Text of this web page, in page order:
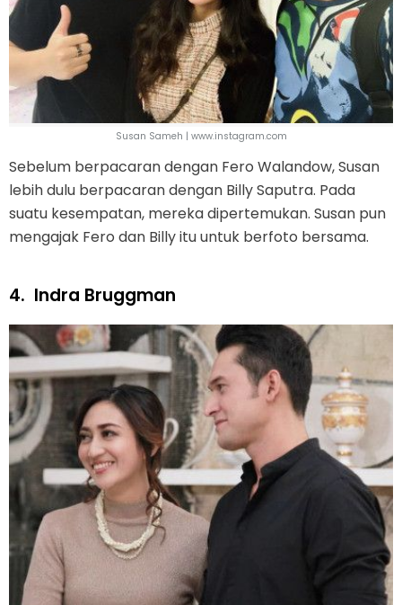
Susan Sameh | www.instagram.com
Sebelum berpacaran dengan Fero Walandow, Susan
lebih dulu berpacaran dengan Billy Saputra. Pada
suatu kesempatan, mereka dipertemukan. Susan pun
mengajak Fero dan Billy itu untuk berfoto bersama.
4. Indra Bruggman